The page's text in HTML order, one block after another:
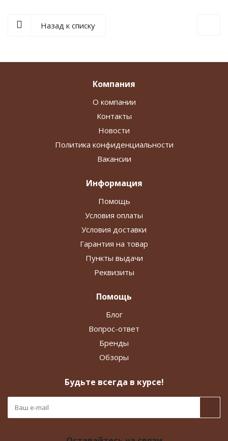
Назад к списку
Компания
О компании
Контакты
Новости
Политика конфиденциальности
Вакансии
Информация
Помощь
Условия оплаты
Условия доставки
Гарантия на товар
Пункты выдачи
Реквизиты
Помощь
Блог
Вопрос-ответ
Бренды
Обзоры
Будьте всегда в курсе!